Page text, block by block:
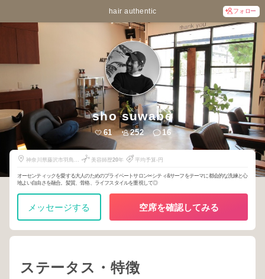
hair authentic フォロー
sho suwabe
61 252 16
神奈川県藤沢市羽鳥2-
美容師歴20年 平均予算-円
オーセンティックを愛する大人のためのプライベートサロン✂︎シティ&サーフをテーマに都会的な洗練と心
地よい自由さを融合。髪質、骨格、ライフスタイルを重視して◎
メッセージする 空席を確認してみる
ステータス・特徴